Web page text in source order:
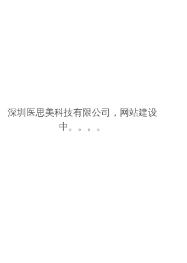
深圳医思美科技有限公司，网站建设
中。。。。